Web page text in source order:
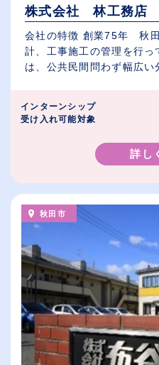
株式会社 林工務店
会社の特徴 創業75年 秋
計、工事施工の管理を行
は、公共民間問わず幅広
インターンシップ
受け入れ可能対象
詳し
秋田市